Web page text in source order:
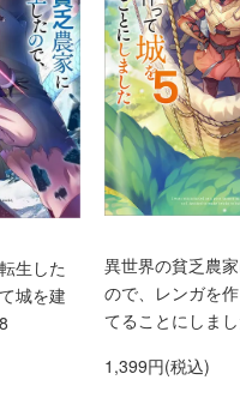
生した
城を建
異世界の貧乏農
ので、レンガを
てることにしま
1,399円(税込)